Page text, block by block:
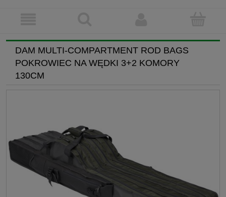
DAM MULTI-COMPARTMENT ROD BAGS
POKROWIEC NA WĘDKI 3+2 KOMORY
130CM